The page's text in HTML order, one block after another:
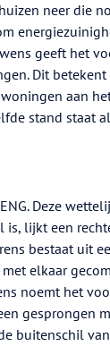
neer die
geeft het
Dit betekent
aan
stand staat
Deze
is, lijkt een
bestaat uit
elkaar
noemt het
gesprongen
buitenschil